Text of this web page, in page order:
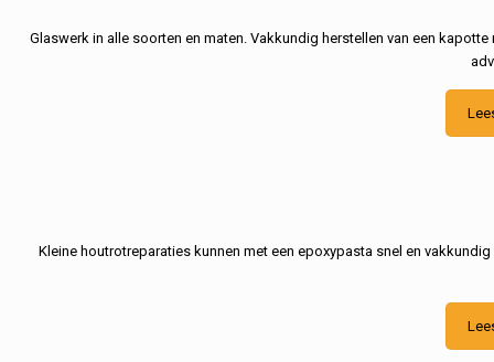
Glaswerk in alle soorten en maten. Vakkundig herstellen van een
Kleine houtrotreparaties kunnen met een epoxypasta snel en